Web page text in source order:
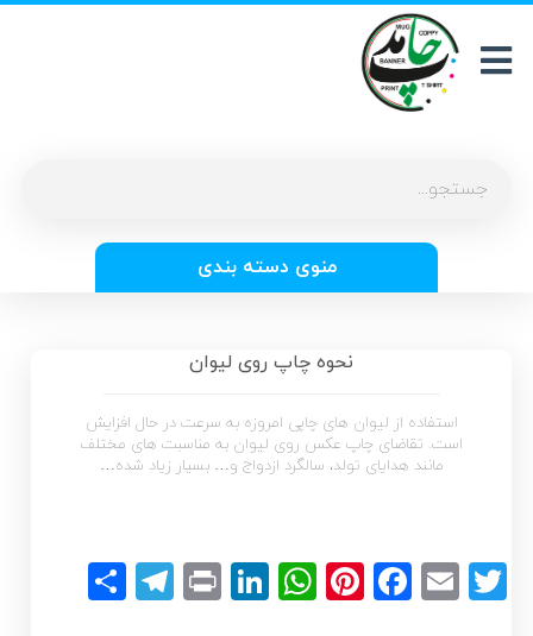
منوی دسته بندی
نحوه چاپ روی لیوان
استفاده از لیوان های چاپی امروزه به سرعت در حال افزایش
است. تقاضای چاپ عکس روی لیوان به مناسبت های مختلف
مانند هدایای تولد، سالگرد ازدواج و… بسیار زیاد شده…
Twitter
Email
Facebook
Pinterest
WhatsApp
LinkedIn
Print